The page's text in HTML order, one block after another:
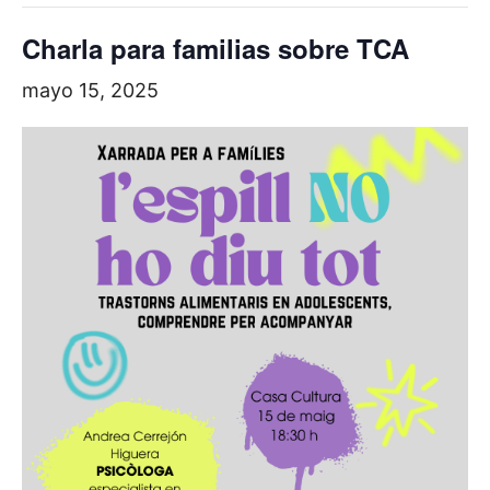
Charla para familias sobre TCA
mayo 15, 2025